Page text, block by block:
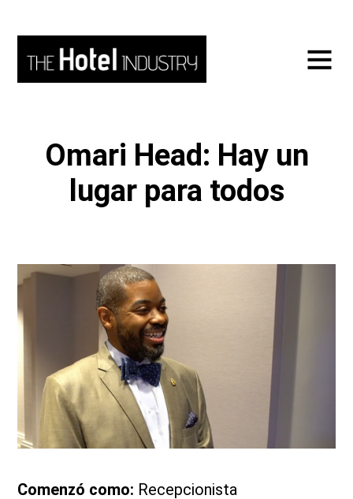
Omari Head: Hay un
lugar para todos
Comenzó como: Recepcionista